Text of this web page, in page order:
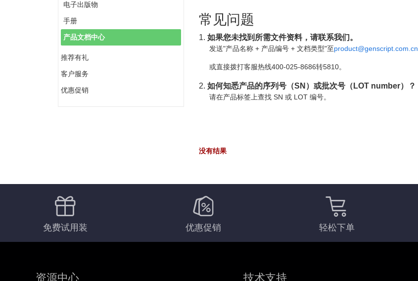
电子出版物
手册
产品文档中心
推荐有礼
客户服务
优惠促销
常见问题
1. 如果您未找到所需文件资料，请联系我们。
发送"产品名称 + 产品编号 + 文档类型"至product@genscript.com.cn
或直接拨打客服热线400-025-8686转5810。
2. 如何知悉产品的序列号（SN）或批次号（LOT number）？
请在产品标签上查找 SN 或 LOT 编号。
没有结果
免费试用装 优惠促销 轻松下单
资源中心 技术支持